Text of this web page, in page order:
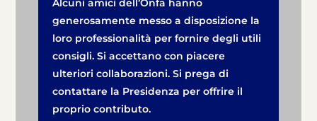
generosamente messo a disposizione la
loro professionalità per fornire degli utili
consigli. Si accettano con piacere
ulteriori collaborazioni. Si prega di
contattare la Presidenza per offrire il
proprio contributo.